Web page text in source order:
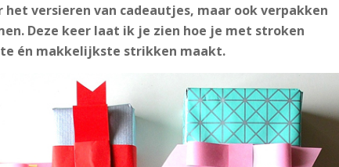
versieren van cadeautjes, maar ook verpakken
Deze keer laat ik je zien hoe je met stroken
én makkelijkste strikken maakt.